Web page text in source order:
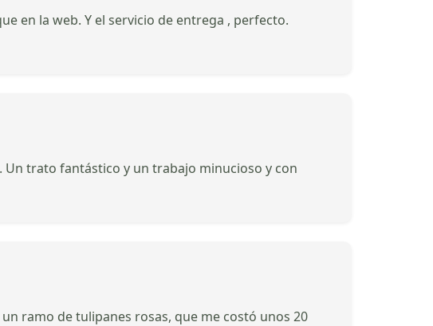
en la web. Y el servicio de entrega , perfecto.
trato fantástico y un trabajo minucioso y con
ramo de tulipanes rosas, que me costó unos 20